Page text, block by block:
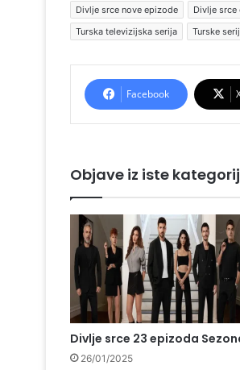
Divlje srce nove epizode
Divlje srce
Turska televizijska serija
Turske
Facebook
Objave iz iste
Divlje srce 23 epizoda
26/01/2025